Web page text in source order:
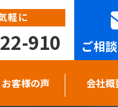
軽に
910 ご相
お客様の声 会社概